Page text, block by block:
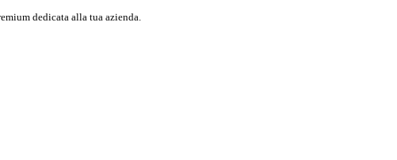
dedicata alla tua azienda.